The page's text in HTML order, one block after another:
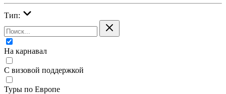
Тип:
На карнавал
С визовой поддержкой
Туры по Европе